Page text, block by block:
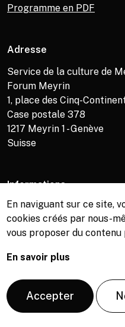
Programme en PDF
Adresse
Service de la culture de
Forum Meyrin
1, place des Cinq-
Case postale 378
1217 Meyrin 1 - Genève
Suisse
Informations
Service de la culture +41
Billetterie +41 (0)22 989
Bibliothèque +41 (0)22
© Copyright, Service de la
En naviguant sur ce site,
cookies créés par nous-
vous proposer du contenu
En savoir plus
Accepter